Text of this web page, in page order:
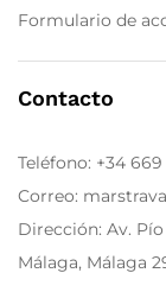
Formulario de
Contacto
Teléfono: +34 669
Correo:
Dirección: Av. Pío
Málaga, Málaga